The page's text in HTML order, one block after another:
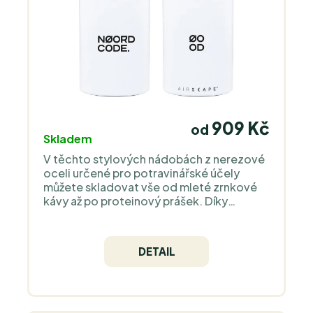
transparentní složení; nezávislá bio
certifikace Skal Biocontrole je další
Skladem
od 909 Kč
V těchto stylových nádobách z nerezové
oceli určené pro potravinářské účely
můžete skladovat vše od mleté zrnkové
kávy až po proteinový prášek. Díky
vynikajícím stavu. Vybrat si můžete rovnou
zd dvou barevných variant.
DETAIL